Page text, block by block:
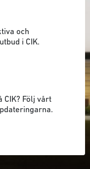
och
i CIK.
CIK? Följ vårt